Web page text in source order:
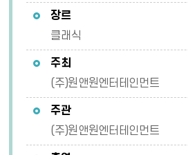
장르
클래식
주최
(주)원앤원엔터테인먼트
주관
(주)원앤원엔터테인먼트